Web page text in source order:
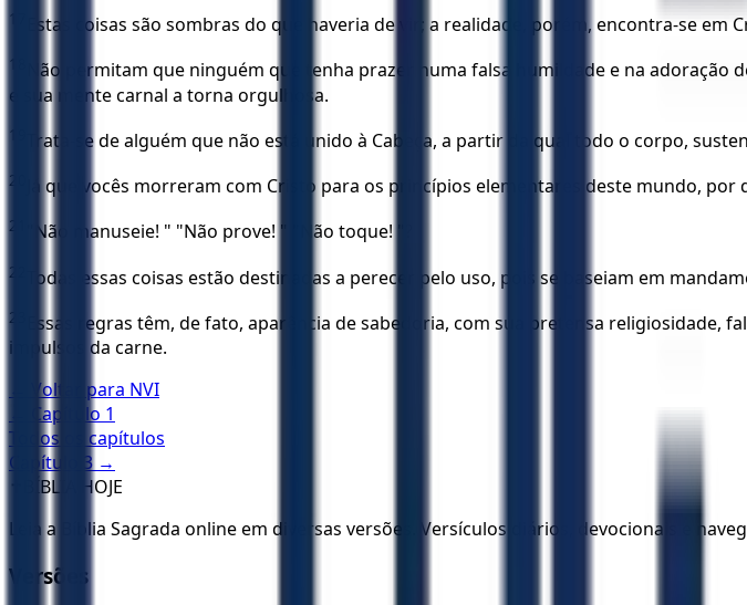
17 Estas coisas são sombras do que haveria de vir; a realidade, porém, encontra-se em
18
Não permitam que ninguém que tenha prazer numa falsa humildade e na
e sua mente carnal a torna orgulhosa.
19 Trata-se de alguém que não está unido à Cabeça, a partir da qual todo o corpo,
20 Já que vocês morreram com Cristo para os princípios elementares deste mundo,
21 "Não manuseie! " "Não prove! " "Não toque! "?
22 Todas essas coisas estão destinadas a perecer pelo uso, pois se baseiam em
23
Essas regras têm, de fato, aparência de sabedoria, com sua pretensa
impulsos da carne.
← Voltar para NVI
← Capítulo 1
Todos os capítulos
Capítulo
3 →
BÍBLIA HOJE
Leia a Bíblia Sagrada online em diversas versões. Versículos diários, devocionais e
Versões